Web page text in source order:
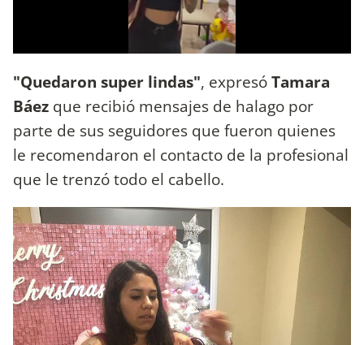
"Quedaron super lindas", expresóTamara
Báez que recibió mensajes de halago por
parte de sus seguidores que fueron quienes
le recomendaron el contacto de la profesional
que le trenzó todo el cabello.